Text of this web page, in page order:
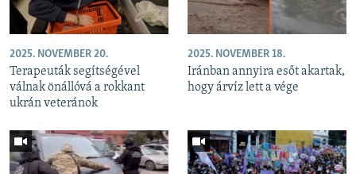
2025. NOVEMBER 20.
Terapeuták segítségével
válnak önállóvá a rokkant
ukrán veteránok
2025. NOVEMBER 18.
Iránban annyira esőt akartak,
hogy árvíz lett a vége